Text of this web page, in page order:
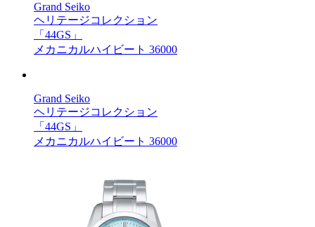
Grand Seiko
ヘリテージコレクション
「44GS」
メカニカルハイビート 36000
Grand Seiko
ヘリテージコレクション
「44GS」
メカニカルハイビート 36000